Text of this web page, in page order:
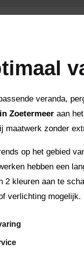
veranda,
Zoetermeer aan
maatwerk zonder
op het gebied
hebben een
2 kleuren aan te
verlichting mogelijk.